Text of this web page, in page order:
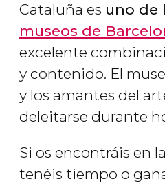
Cataluña es uno de
museos de
excelente
y contenido. El
y los amantes del
deleitarse durante
Si os encontráis en
tenéis tiempo o